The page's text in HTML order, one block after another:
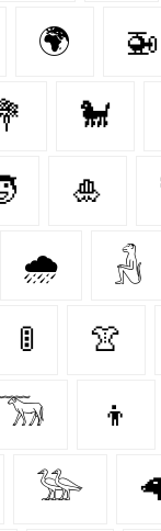
🌍 🚁
🐩
🎍
🌧️ 𓃻
🚦 👚
𓃞 👦
𓅺